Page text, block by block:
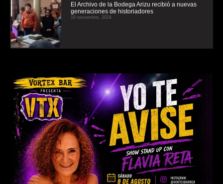
El Archivo de la Bodega Arizu recibió a nuevas
generaciones de historiadores
19 noviembre, 2024